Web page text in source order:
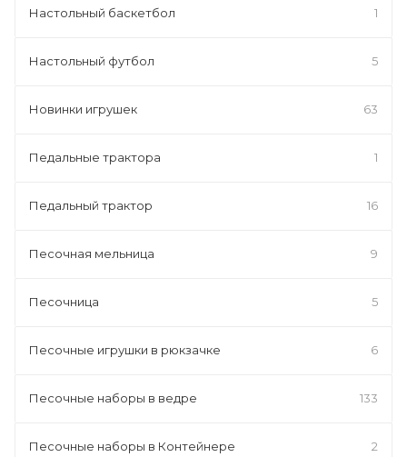
Настольный баскетбол 1
Настольный футбол 5
Новинки игрушек 63
Педальные трактора 1
Педальный трактор 16
Песочная мельница 9
Песочница 5
Песочные игрушки в рюкзачке 6
Песочные наборы в ведре 133
Песочные наборы в Контейнере 2